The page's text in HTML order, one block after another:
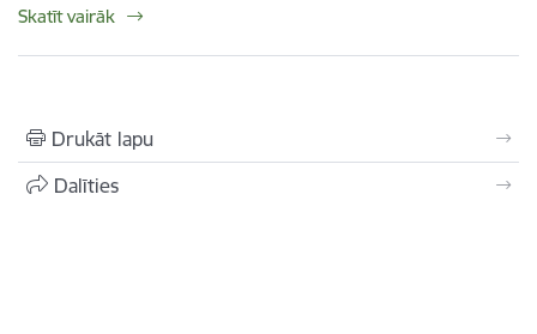
Skatīt vairāk
Drukāt lapu
Dalīties